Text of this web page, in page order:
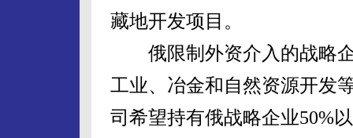
藏地开发项目。
俄限制外资介入的战略企
工业、冶金和自然资源开发
司希望持有俄战略企业50%